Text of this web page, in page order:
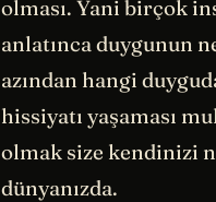
olması. Yani birçok
anlatınca duygunun
azından hangi
hissiyatı yaşaması
olmak size kendinizi
dünyanızda.